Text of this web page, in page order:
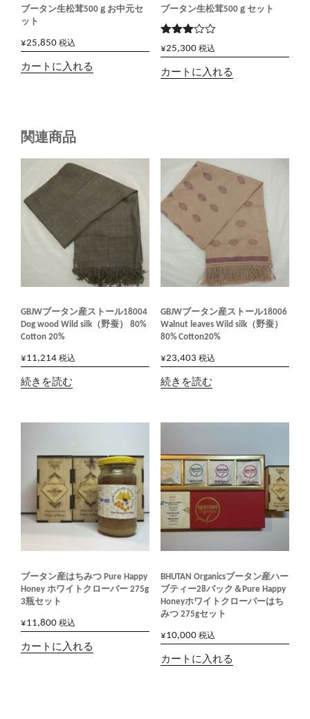
ブータン生松茸500ｇお中元セ
ット
¥25,850 税込
カートに入れる
ブータン生松茸500ｇセット
5段階
で
の評価
¥25,300 税込
カートに入れる
関連商品
GBJWブータン産ストール18004
Dog wood Wild silk（野蚕） 80%
Cotton 20%
¥11,214 税込
続きを読む
GBJWブータン産ストール18006
Walnut leaves Wild silk（野蚕）
80% Cotton20%
¥23,403 税込
続きを読む
ブータン産はちみつ Pure Happy
Honey ホワイトクローバー 275g
3瓶セット
¥11,800 税込
カートに入れる
BHUTAN Organicsブータン産ハー
ブティー28パック＆Pure Happy
Honeyホワイトクローバーはち
みつ 275gセット
¥10,000 税込
カートに入れる